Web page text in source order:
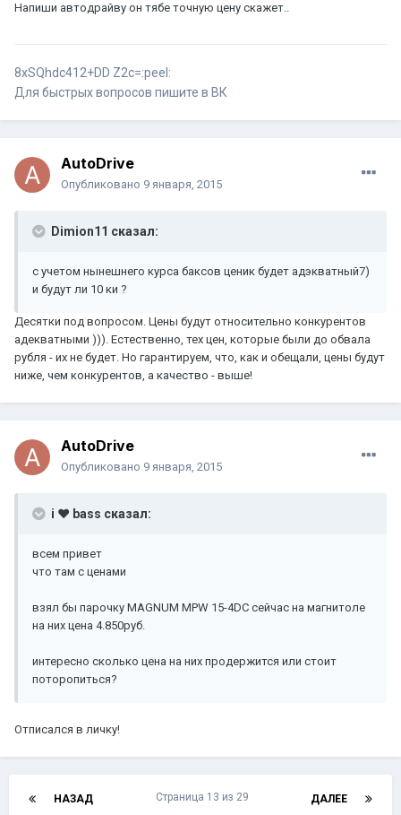
Напиши автодрайву он тябе точную цену скажет..
8хSQhdc412+DD Z2c=:peel:
Для быстрых вопросов пишите в ВК
AutoDrive
Опубликовано 9 января, 2015
Dimion11 сказал:
с учетом нынешнего курса баксов ценик будет адэкватный7)
и будут ли 10 ки ?
Десятки под вопросом. Цены будут относительно конкурентов
адекватными ))). Естественно, тех цен, которые были до обвала
рубля - их не будет. Но гарантируем, что, как и обещали, цены будут
ниже, чем конкурентов, а качество - выше!
AutoDrive
Опубликовано 9 января, 2015
i ♥ bass сказал:
всем привет
что там с ценами
взял бы парочку MAGNUM MPW 15-4DC сейчас на магнитоле
на них цена 4.850руб.
интересно сколько цена на них продержится или стоит
поторопиться?
Отписался в личку!
НАЗАД ДАЛЕЕ
Страница 13 из 29